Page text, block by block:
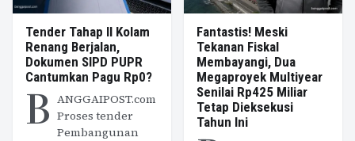
Tender Tahap II Kolam
Renang Berjalan,
Dokumen SIPD PUPR
Cantumkan Pagu Rp0?
B ANGGAIPOST.com
Proses tender
Pembangunan
Fantastis! Meski
Tekanan Fiskal
Membayangi, Dua
Megaproyek Multiyear
Senilai Rp425 Miliar
Tetap Dieksekusi
Tahun Ini